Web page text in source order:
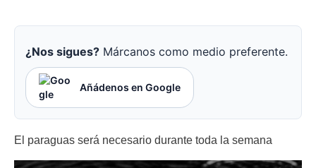
¿Nos sigues? Márcanos como medio preferente.
Añádenos en Google
El paraguas será necesario durante toda la semana